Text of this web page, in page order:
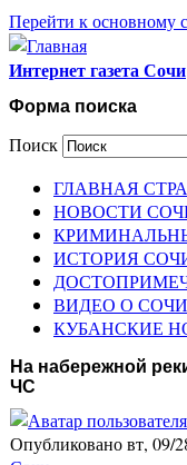
Перейти к основному
Интернет газета Сочи
Форма поиска
Поиск
ГЛАВНАЯ
НОВОСТИ
ИСТОРИЯ
ВИДЕО О СОЧИ
КУБАНСКИЕ
На набережной
ЧС
Опубликовано вт, 09/